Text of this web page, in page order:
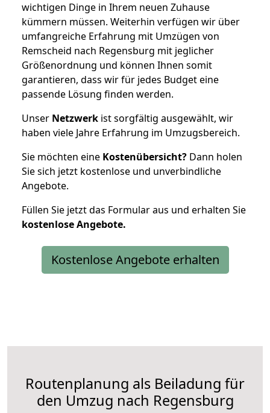
wichtigen Dinge in Ihrem neuen Zuhause
kümmern müssen. Weiterhin verfügen wir über
umfangreiche Erfahrung mit Umzügen von
Remscheid nach Regensburg mit jeglicher
Größenordnung und können Ihnen somit
garantieren, dass wir für jedes Budget eine
passende Lösung finden werden.
Unser Netzwerk ist sorgfältig ausgewählt, wir
haben viele Jahre Erfahrung im Umzugsbereich.
Sie möchten eine Kostenübersicht? Dann holen
Sie sich jetzt kostenlose und unverbindliche
Angebote.
Füllen Sie jetzt das Formular aus und erhalten Sie
kostenloseAngebote.
Kostenlose Angebote erhalten
Routenplanung als Beiladung für
den Umzug nach Regensburg